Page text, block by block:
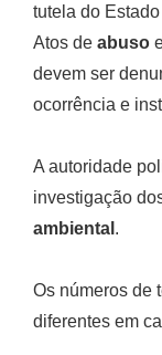
tutela do
Atos de abuso
devem ser
ocorrência e
A autoridade
investigação
ambiental .
Os números de
diferentes em